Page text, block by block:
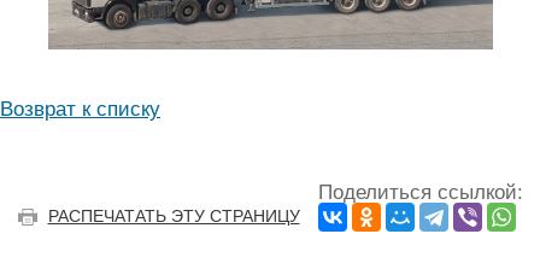
Возврат к списку
РАСПЕЧАТАТЬ ЭТУ СТРАНИЦУ
Поделиться ссылкой: